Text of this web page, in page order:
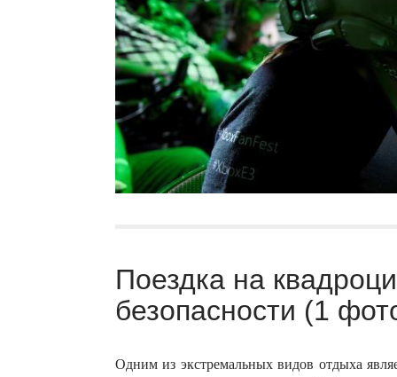
Поездка на
безопасности (1
Одним из экстремальных видов отдыха